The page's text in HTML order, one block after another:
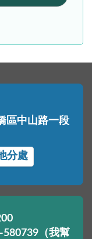
區中山路一段
分處
（我幫